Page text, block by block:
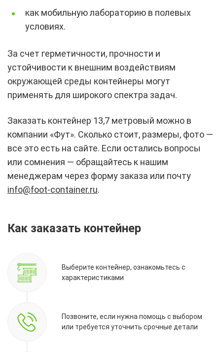
как мобильную лабораторию в полевых
условиях.
За счет герметичности, прочности и
устойчивости к внешним воздействиям
окружающей среды контейнеры могут
применять для широкого спектра задач.
Заказать контейнер 13,7 метровый можно в
компании «Фут». Сколько стоит, размеры, фото —
все это есть на сайте. Если остались вопросы
или сомнения — обращайтесь к нашим
менеджерам через форму заказа или почту
info@foot-container.ru.
Как заказать контейнер
Выберите контейнер, ознакомьтесь с
характеристиками
Позвоните, если нужна помощь с выбором
или требуется уточнить срочные детали